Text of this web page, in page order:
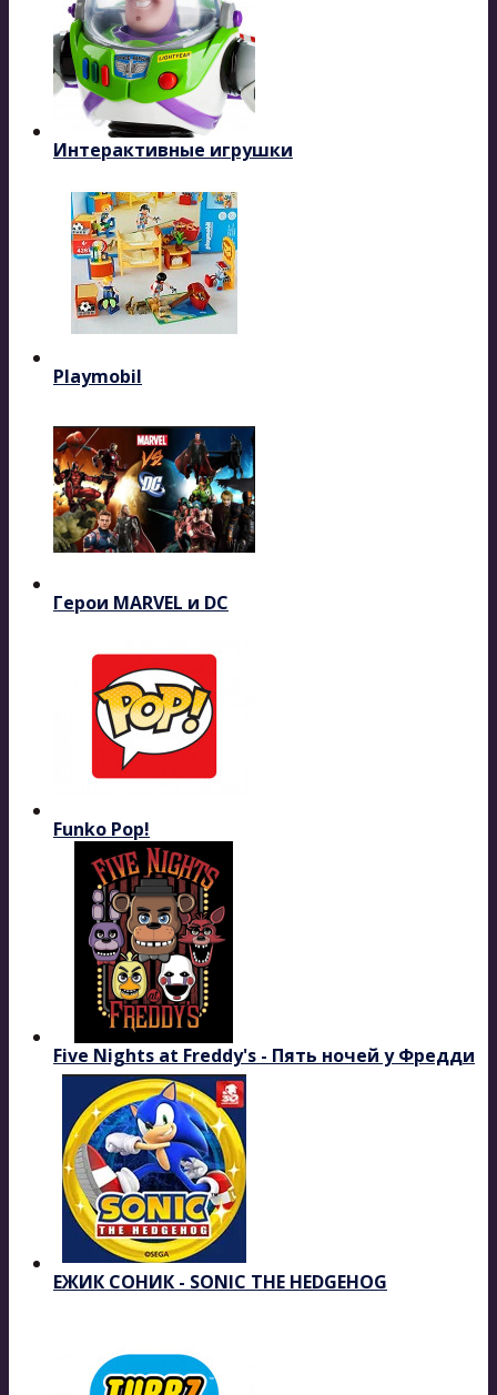
Интерактивные игрушки
Playmobil
Герои MARVEL и DC
Funko Pop!
Five Nights at Freddy's - Пять ночей у Фредди
ЕЖИК СОНИК - SONIC THE HEDGEHOG